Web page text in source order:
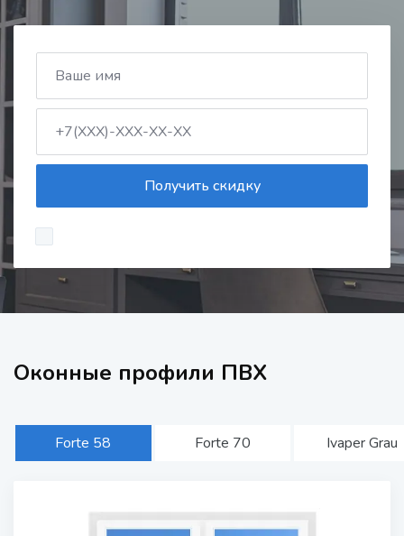
Получить скидку
Оконные профили ПВХ
Forte 58 Forte 70 Ivaper Grau